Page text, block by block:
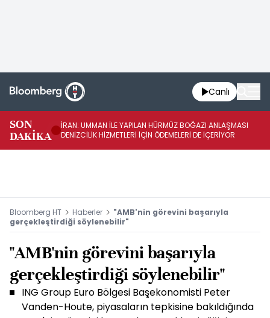
Canlı
SON
DAKİKA
İRAN: UMMAN İLE YAPILAN HÜRMÜZ BOĞAZI ANLAŞMASI
DENİZCİLİK HİZMETLERİ İÇİN ÖDEMELERİ DE İÇERİYOR
Bloomberg HT Haberler
"AMB'nin görevini başarıyla
gerçekleştirdiği söylenebilir"
"AMB'nin görevini başarıyla
gerçekleştirdiği söylenebilir"
ING Group Euro Bölgesi Başekonomisti Peter
Vanden-Houte, piyasaların tepkisine bakıldığında